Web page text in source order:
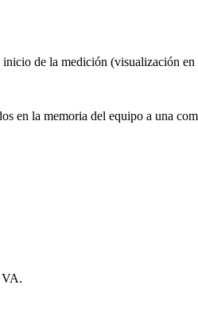
de la medición (visualización en
en la memoria del equipo a una
VA.